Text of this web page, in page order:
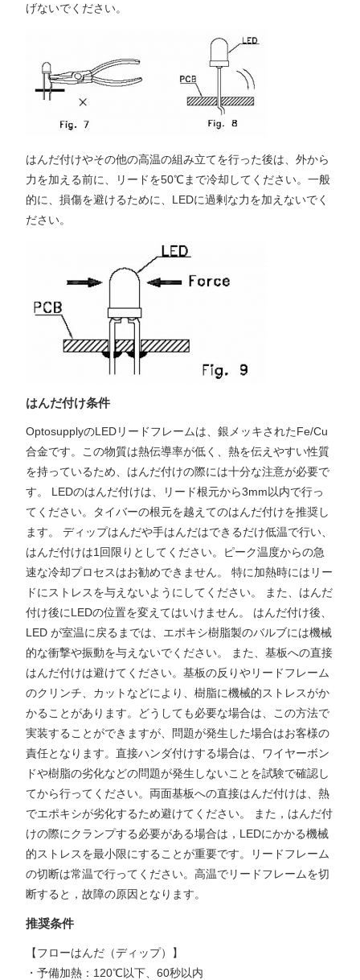
げないでください。
はんだ付けやその他の高温の組み立てを行った後は、外から
力を加える前に、リードを50℃まで冷却してください。一般
的に、損傷を避けるために、LEDに過剰な力を加えないでく
ださい。
はんだ付け条件
OptosupplyのLEDリードフレームは、銀メッキされたFe/Cu
合金です。この物質は熱伝導率が低く、熱を伝えやすい性質
を持っているため、はんだ付けの際には十分な注意が必要で
す。 LEDのはんだ付けは、リード根元から3mm以内で行っ
てください。タイバーの根元を越えてのはんだ付けを推奨し
ます。 ディップはんだや手はんだはできるだけ低温で行い、
はんだ付けは1回限りとしてください。ピーク温度からの急
速な冷却プロセスはお勧めできません。 特に加熱時にはリー
ドにストレスを与えないようにしてください。 また、はんだ
付け後にLEDの位置を変えてはいけません。 はんだ付け後、
LED が室温に戻るまでは、エポキシ樹脂製のバルブには機械
的な衝撃や振動を与えないでください。 また、基板への直接
はんだ付けは避けてください。基板の反りやリードフレーム
のクリンチ、カットなどにより、樹脂に機械的ストレスがか
かることがあります。どうしても必要な場合は、この方法で
実装することができますが、問題が発生した場合はお客様の
責任となります。直接ハンダ付けする場合は、ワイヤーボン
ドや樹脂の劣化などの問題が発生しないことを試験で確認し
てから行ってください。両面基板への直接はんだ付けは、熱
でエポキシが劣化するため避けてください。 また，はんだ付
けの際にクランプする必要がある場合は，LEDにかかる機械
的ストレスを最小限にすることが重要です。リードフレーム
の切断は常温で行ってください。高温でリードフレームを切
断すると，故障の原因となります。
推奨条件
【フローはんだ（ディップ）】
・予備加熱：120℃以下、60秒以内